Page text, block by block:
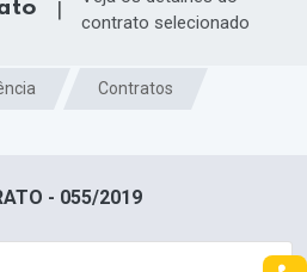
|
contrato selecionado
Contratos
- 055/2019